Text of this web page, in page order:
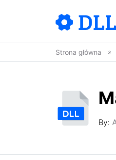
Strona główna
By: